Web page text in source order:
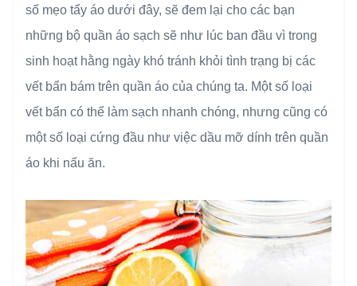
số mẹo tẩy áo dưới đây, sẽ đem lại cho các bạn
những bộ quần áo sạch sẽ như lúc ban đầu vì trong
sinh hoạt hằng ngày khó tránh khỏi tình trạng bị các
vết bẩn bám trên quần áo của chúng ta. Một số loại
vết bẩn có thể làm sạch nhanh chóng, nhưng cũng có
một số loại cứng đầu như việc dầu mỡ dính trên quần
áo khi nấu ăn.